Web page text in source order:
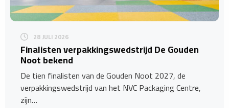
28 JULI 2026
Finalisten verpakkingswedstrijd De Gouden
Noot bekend
De tien finalisten van de Gouden Noot 2027, de
verpakkingswedstrijd van het NVC Packaging Centre,
zijn…